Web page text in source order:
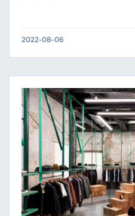
2022-08-06